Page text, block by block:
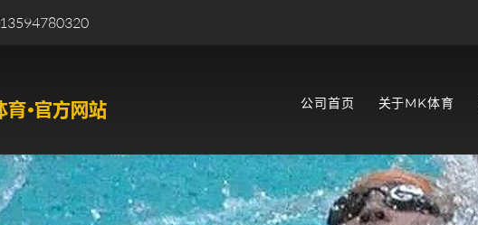
13594780320
公司首页 关于MK体育